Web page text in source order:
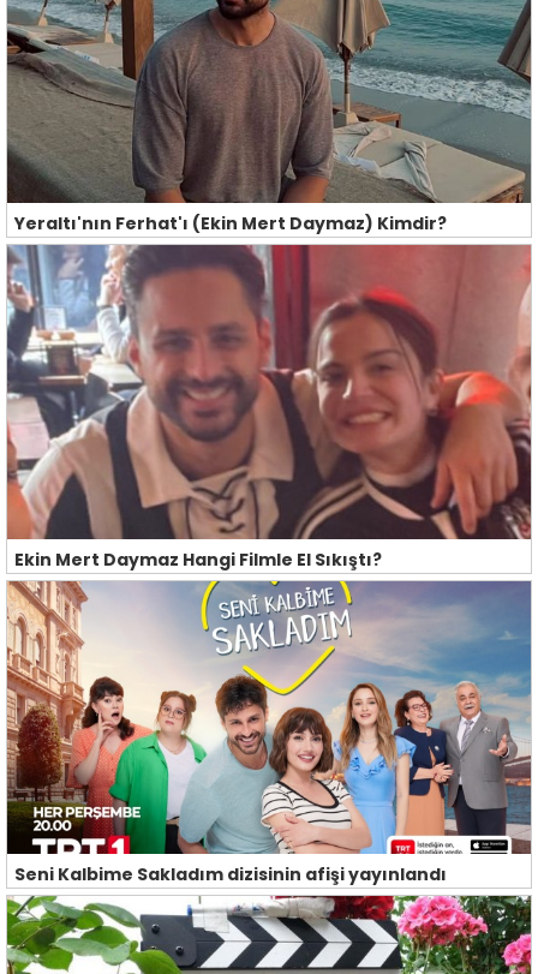
Yeraltı'nın Ferhat'ı (Ekin Mert Daymaz) Kimdir?
Ekin Mert Daymaz Hangi Filmle El Sıkıştı?
Seni Kalbime Sakladım dizisinin afişi yayınlandı